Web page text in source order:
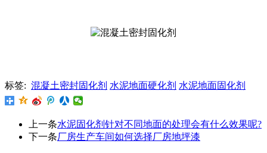
标签: 混凝土密封固化剂 水泥地面硬化剂 水泥地面固化剂
上一条水泥固化剂针对不同地面的处理会有什么效果呢?
下一条厂房生产车间如何选择厂房地坪漆